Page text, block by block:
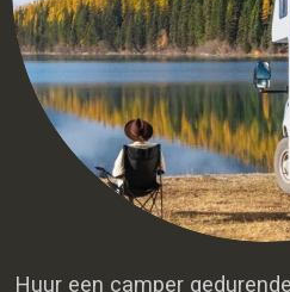
Huur een camper